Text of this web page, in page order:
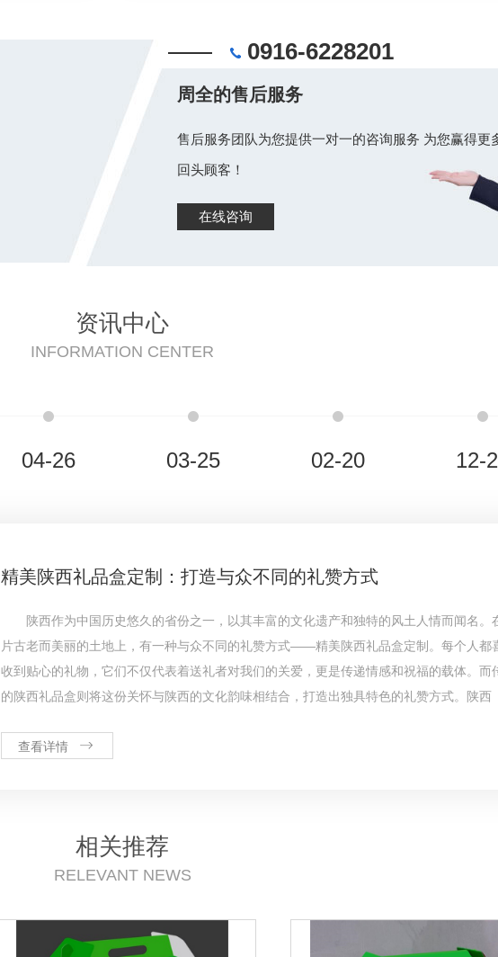
0916-6228201
周全的售后服务
售后服务团队为您提供一对一的咨询服务 为您赢得更
回头顾客！
在线咨询
资讯中心
INFORMATION CENTER
04-26 03-25 02-20 12-
精美陕西礼品盒定制：打造与众不同的礼赞方式
陕西作为中国历史悠久的省份之一，以其丰富的文化遗产和独特的风土人情而闻名。
片古老而美丽的土地上，有一种与众不同的礼赞方式——精美陕西礼品盒定制。每个人都
收到贴心的礼物，它们不仅代表着送礼者对我们的关爱，更是传递情感和祝福的载体。而
的陕西礼品盒则将这份关怀与陕西的文化韵味相结合，打造出独具特色的礼赞方式。陕西
查看详情
相关推荐
RELEVANT NEWS